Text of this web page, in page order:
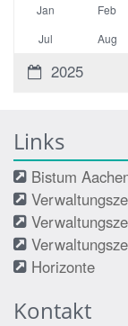
Jan Feb
Jul
Aug
2025
Links
Bistum
Horizonte
Kontakt